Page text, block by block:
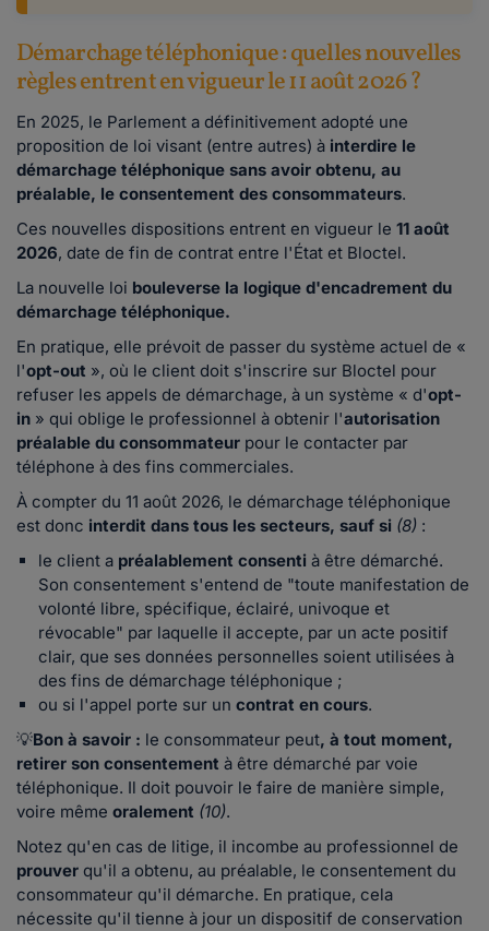
Démarchage téléphonique : quelles nouvelles
règles entrent en vigueur le 11 août 2026 ?
En 2025, le Parlement a définitivement adopté une
proposition de loi visant (entre autres) à interdire le
démarchage téléphonique sans avoir obtenu, au
préalable, le consentement des consommateurs.
Ces nouvelles dispositions entrent en vigueur le 11 août
2026, date de fin de contrat entre l'État et Bloctel.
La nouvelle loi bouleverse la logique d'encadrement du
démarchage téléphonique.
En pratique, elle prévoit de passer du système actuel de «
l'opt-out », où le client doit s'inscrire sur Bloctel pour
refuser les appels de démarchage, à un système « d'opt-
in » qui oblige le professionnel à obtenir l'autorisation
préalable du consommateur pour le contacter par
téléphone à des fins commerciales.
À compter du 11 août 2026, le démarchage téléphonique
est donc interdit dans tous les secteurs, sauf si (8) :
le client a préalablement consenti à être démarché.
Son consentement s'entend de "toute manifestation de
volonté libre, spécifique, éclairé, univoque et
révocable" par laquelle il accepte, par un acte positif
clair, que ses données personnelles soient utilisées à
des fins de démarchage téléphonique ;
ou si l'appel porte sur un contrat en cours.
💡Bon à savoir : le consommateur peut, à tout moment,
retirer son consentement à être démarché par voie
téléphonique. Il doit pouvoir le faire de manière simple,
voire même oralement (10).
Notez qu'en cas de litige, il incombe au professionnel de
prouver qu'il a obtenu, au préalable, le consentement du
consommateur qu'il démarche. En pratique, cela
nécessite qu'il tienne à jour un dispositif de conservation